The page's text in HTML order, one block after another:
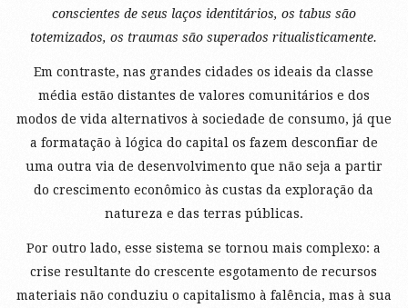
conscientes de seus laços identitários, os tabus são
totemizados, os traumas são superados ritualisticamente.
Em contraste, nas grandes cidades os ideais da classe
média estão distantes de valores comunitários e dos
modos de vida alternativos à sociedade de consumo, já que
a formatação à lógica do capital os fazem desconfiar de
uma outra via de desenvolvimento que não seja a partir
do crescimento econômico às custas da exploração da
natureza e das terras públicas.
Por outro lado, esse sistema se tornou mais complexo: a
crise resultante do crescente esgotamento de recursos
materiais não conduziu o capitalismo à falência, mas à sua